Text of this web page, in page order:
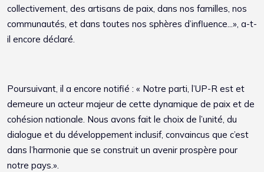
collectivement, des artisans de paix, dans nos familles, nos
communautés, et dans toutes nos sphères d’influence...», a-t-
il encore déclaré.
Poursuivant, il a encore notifié : « Notre parti, l’UP-R est et
demeure un acteur majeur de cette dynamique de paix et de
cohésion nationale. Nous avons fait le choix de l’unité, du
dialogue et du développement inclusif, convaincus que c’est
dans l’harmonie que se construit un avenir prospère pour
notre pays.».